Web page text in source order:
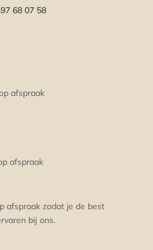
68 07 58
afspraak
afspraak
afspraak zodat je de best
bij ons.